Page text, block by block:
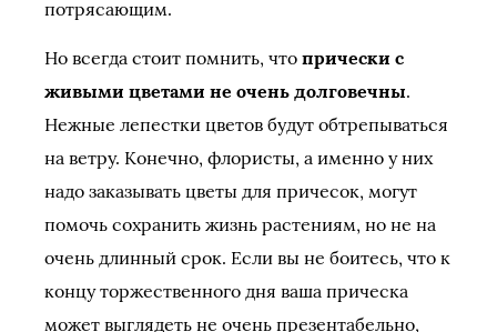
потрясающим.
Но всегда стоит помнить, что прически с
живыми цветами не очень долговечны.
Нежные лепестки цветов будут обтрепываться
на ветру. Конечно, флористы, а именно у них
надо заказывать цветы для причесок, могут
помочь сохранить жизнь растениям, но не на
очень длинный срок. Если вы не боитесь, что к
концу торжественного дня ваша прическа
может выглядеть не очень презентабельно,